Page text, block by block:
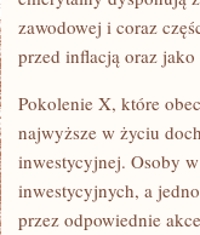
zawodowej i coraz
przed inflacją oraz
Pokolenie X, które
najwyższe w życiu
inwestycyjnej. Osoby
inwestycyjnych, a
przez odpowiednie